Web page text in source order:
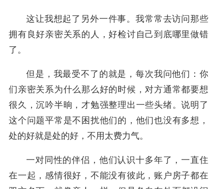
这让我想起了另外一件事。我常常去访问那些
拥有良好亲密关系的人，好检讨自己到底哪里做错
了。
但是，我最受不了的就是，每次我问他们：你
们亲密关系为什么那么好的时候，对方通常都要想
很久，沉吟半晌，才勉强整理出一些头绪。说明了
这个问题平常是不困扰他们的，他们也没有多想，
处的好就是处的好，不用太费力气。
一对同性的伴侣，他们认识十多年了，一直住
在一起，感情很好，不能没有彼此，账户房子都在